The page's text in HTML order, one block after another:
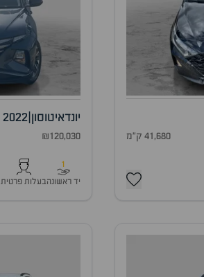
41,680 ק"מ
יונדאיטוסון 2022
₪120,030
1
יד ראשונהבעלות פרטית